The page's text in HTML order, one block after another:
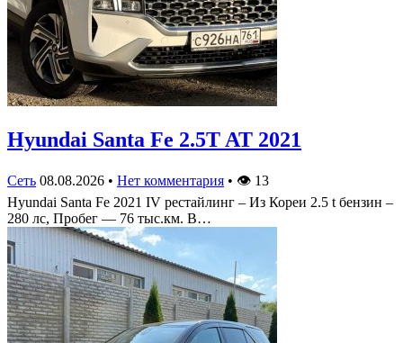
Hyundai Santa Fe 2.5T AT 2021
Сеть 08.08.2026 • Нет комментария • 👁 13
Hyundai Santa Fe 2021 IV рестайлинг – Из Кореи 2.5 t бензин –
280 лс, Пробег — 76 тыс.км. В…